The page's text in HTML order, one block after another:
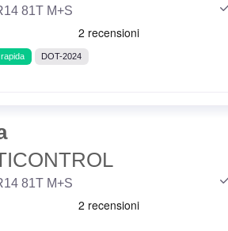
81T M+S
DOT-2024
81T M+S